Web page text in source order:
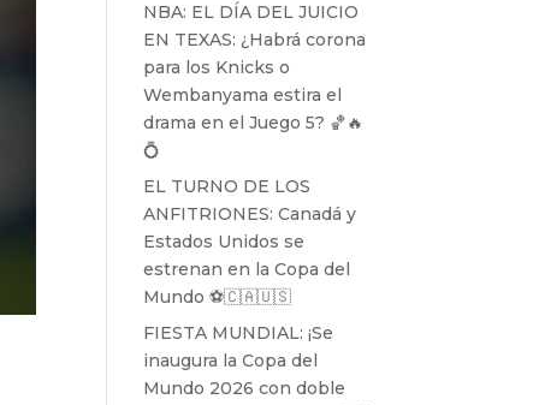
NBA: EL DÍA DEL JUICIO
EN TEXAS: ¿Habrá corona
para los Knicks o
Wembanyama estira el
drama en el Juego 5? 🏀🔥
💍
EL TURNO DE LOS
ANFITRIONES: Canadá y
Estados Unidos se
estrenan en la Copa del
Mundo ⚽️🇨🇦🇺🇸
FIESTA MUNDIAL: ¡Se
inaugura la Copa del
Mundo 2026 con doble